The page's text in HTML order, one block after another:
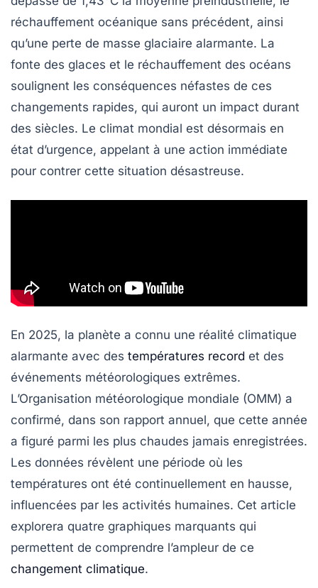
réchauffement océanique sans précédent, ainsi
qu’une perte de masse glaciaire alarmante. La
fonte des glaces et le réchauffement des océans
soulignent les conséquences néfastes de ces
changements rapides, qui auront un impact durant
des siècles. Le climat mondial est désormais en
état d’urgence, appelant à une action immédiate
pour contrer cette situation désastreuse.
En 2025, la planète a connu une réalité climatique
alarmante avec des températures record et des
événements météorologiques extrêmes.
L’Organisation météorologique mondiale (OMM) a
confirmé, dans son rapport annuel, que cette année
a figuré parmi les plus chaudes jamais enregistrées.
Les données révèlent une période où les
températures ont été continuellement en hausse,
influencées par les activités humaines. Cet article
explorera quatre graphiques marquants qui
permettent de comprendre l’ampleur de ce
changement climatique.